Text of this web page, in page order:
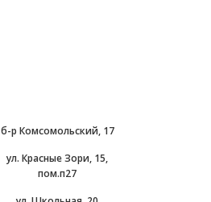
б-р Комсомольский, 17
ул. Красные Зори, 15,
пом.п27